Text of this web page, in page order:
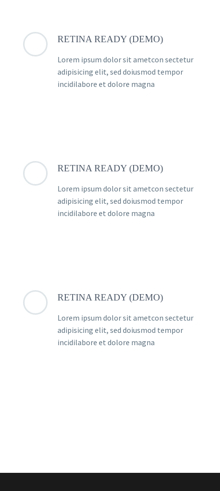
RETINA READY (DEMO)
Lorem ipsum dolor sit ametcon sectetur
adipisicing elit, sed doiusmod tempor
incidilabore et dolore magna
RETINA READY (DEMO)
Lorem ipsum dolor sit ametcon sectetur
adipisicing elit, sed doiusmod tempor
incidilabore et dolore magna
RETINA READY (DEMO)
Lorem ipsum dolor sit ametcon sectetur
adipisicing elit, sed doiusmod tempor
incidilabore et dolore magna